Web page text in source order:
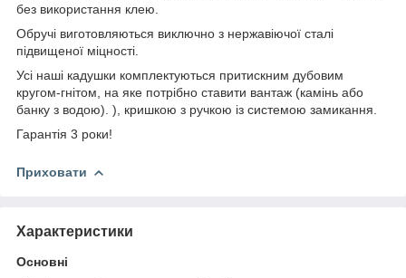
без використання клею.
Обручі виготовляються виключно з нержавіючої сталі
підвищеної міцності.
Усі наші кадушки комплектуються притискним дубовим
кругом-гнітом, на яке потрібно ставити вантаж (камінь або
банку з водою). ), кришкою з ручкою із системою замикання.
Гарантія 3 роки!
Приховати
Характеристики
Основні